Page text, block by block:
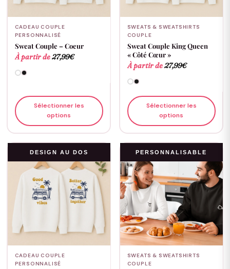
CADEAU COUPLE
PERSONNALISÉ
Sweat Couple – Coeur
À partir de27,99€
Sélectionner les
options
SWEATS & SWEATSHIRTS
COUPLE
Sweat Couple King Queen
« Côté Cœur »
À partir de27,99€
Sélectionner les
options
DESIGN AU DOS
CADEAU COUPLE
PERSONNALISÉ
PERSONNALISABLE
SWEATS & SWEATSHIRTS
COUPLE